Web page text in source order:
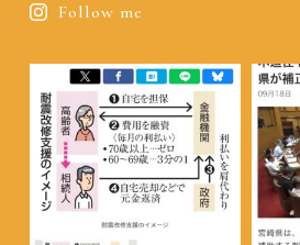
Follow me